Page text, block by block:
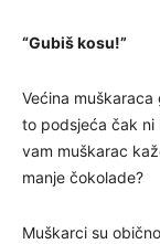
“Gubiš kosu!”
Većina
to podsjeća čak ni
vam muškarac
manje čokolade?
Muškarci su